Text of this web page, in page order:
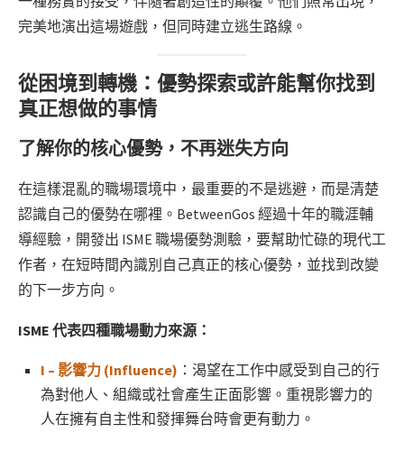
完美地演出這場遊戲，但同時建立逃生路線。
從困境到轉機：優勢探索或許能幫你找到
真正想做的事情
了解你的核心優勢，不再迷失方向
在這樣混亂的職場環境中，最重要的不是逃避，而是清楚
認識自己的優勢在哪裡。BetweenGos 經過十年的職涯輔
導經驗，開發出 ISME 職場優勢測驗，要幫助忙碌的現代工
作者，在短時間內識別自己真正的核心優勢，並找到改變
的下一步方向。
ISME 代表四種職場動力來源：
I – 影響力 (Influence) ：渴望在工作中感受到自己的行
為對他人、組織或社會產生正面影響。重視影響力的
人在擁有自主性和發揮舞台時會更有動力。